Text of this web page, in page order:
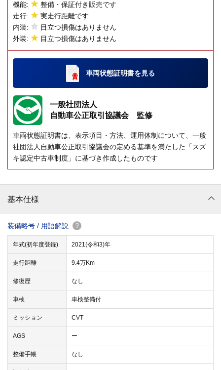
機能:
整備・保証付き販売です
走行:
実走行距離です
内装:
目立つ損傷はありません
外装:
目立つ損傷はありません
車両状態証明書を見る
一般社団法人
自動車公正取引協議会 監修
車両状態証明書は、表示項目・方法、運用体制について、一般
社団法人自動車公正取引協議会の定める基準を満たした「スズ
キ認定中古車制度」に基づき作成したものです
基本仕様
装備略号 / 用語解説 ?
年式(初年度登録) 2021(令和3)年
走行距離 9.4万Km
修復歴 なし
車検 車検整備付
ミッション CVT
AGS ー
整備手帳 なし